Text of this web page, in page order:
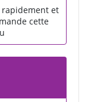
rapidement et
cette